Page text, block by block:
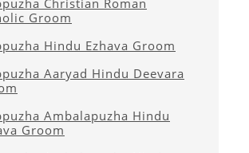
Christian Roman
Groom
Hindu Ezhava Groom
Aaryad Hindu Deevara
Ambalapuzha Hindu
Groom